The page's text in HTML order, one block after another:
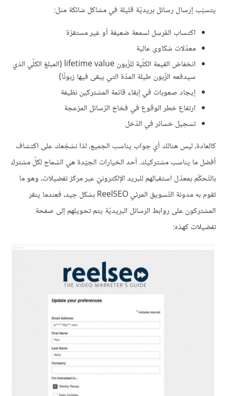
يتسبّب إرسال رسائل بريديّة قليلة في مشاكل شائكة مثل:
اكتساب المُرسِل لسمعة ضعيفة أو غير مستقرّة
معدّلات شكاوى عالية
انخفاض القيمة الكلّية للزّبون lifetime value (المبلغ الكلّي الذي
سيدفعه الزّبون طيلة المدّة التي يبقى فيها زبونًا)
إيجاد صعوبات في إبقاء قائمة المشتركين نظيفة
ارتفاع خطر الوقوع في فخاخ الرّسائل المزعجة
تسجيل خسائر في الدّخل
كالعادة، ليس هنالك أي جواب يناسب الجميع، لذا نشجّعك على اكتشاف
أفضل ما يناسب مشتركيك. أحد الخيارات الجيّدة هي السّماح لكلّ مشترك
بالتّحكّم بمعدّل استقبالهم للبريد الإلكترونيّ عبر مركز تفضيلات، وهو ما
تقوم به مدونة التّسويق المرئي ReelSEO بشكل جيد، فعندما ينقر
المشتركون على روابط الرسائل البريديّة يتم تحويلهم إلى صفحة
تفضيلات كهذه: